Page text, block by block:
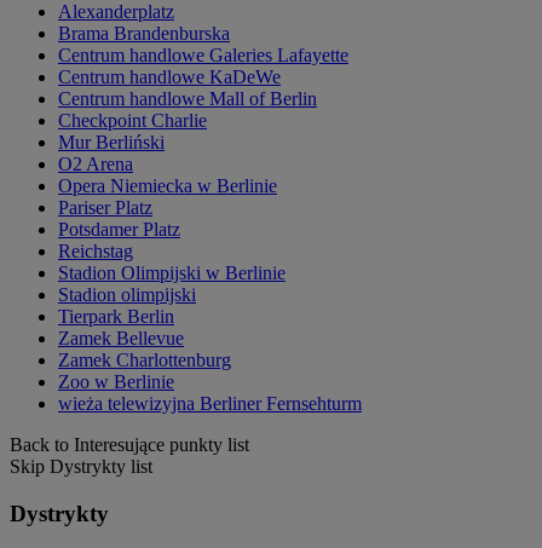
Alexanderplatz
Brama Brandenburska
Centrum handlowe Galeries Lafayette
Centrum handlowe KaDeWe
Centrum handlowe Mall of Berlin
Checkpoint Charlie
Mur Berliński
O2 Arena
Opera Niemiecka w Berlinie
Pariser Platz
Potsdamer Platz
Reichstag
Stadion Olimpijski w Berlinie
Stadion olimpijski
Tierpark Berlin
Zamek Bellevue
Zamek Charlottenburg
Zoo w Berlinie
wieża telewizyjna Berliner Fernsehturm
Back to Interesujące punkty list
Skip Dystrykty list
Dystrykty